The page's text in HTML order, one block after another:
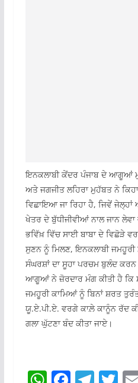
ਇਨਕਲਾਬੀ ਕੇਂਦਰ ਪੰਜਾਬ ਦੇ ਆਗੂਆਂ
ਅਤੇ ਜਗਜੀਤ ਲਹਿਰਾ ਮੁਹੱਬਤ ਨੇ
ਵਿਛਾਇਆ ਜਾ ਰਿਹਾ ਹੈ, ਜਿਵੇਂ
ਖੇਤਰ ਦੇ ਬੁੱਧੀਜੀਵੀਆਂ ਨਾਲ ਜਾਨ ਲੇਵਾ
ਭਵਿੱਖ਼ ਵਿੱਚ ਸਾਈ ਬਾਬਾ ਦੇ ਵਿਛੋੜੇ
ਸੁਣਨ ਨੂੰ ਮਿਲਣ, ਇਨਕਲਾਬੀ
ਸੰਘਰਸ਼ਾਂ ਦਾ ਸੂਹਾ ਪਰਚਮ ਬੁਲੰਦ
ਆਗੂਆਂ ਨੇ ਜ਼ੋਰਦਾਰ ਮੰਗ ਕੀਤੀ ਹੈ ਕਿ
ਜਮਹੂਰੀ ਕਾਮਿਆਂ ਨੂੰ ਬਿਨਾਂ ਸ਼ਰਤ
ਯੂ.ਏ.ਪੀ.ਏ. ਵਰਗੇ ਕਾਲ਼ੇ ਕਾਨੂੰਨ ਰੱਦ
ਗਲਾ ਘੁੱਟਣਾ ਬੰਦ ਕੀਤਾ ਜਾਏ।